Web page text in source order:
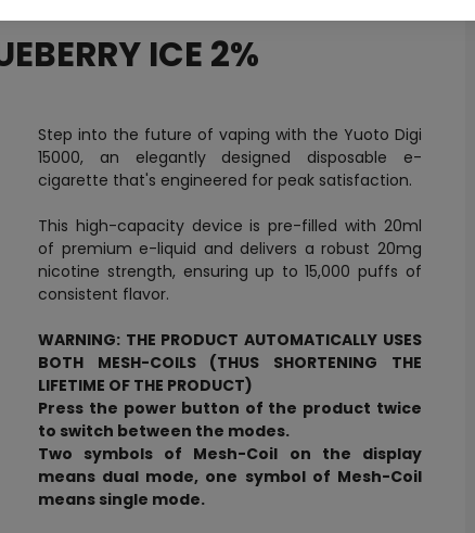
ICE 2%
Step into the future of vaping with the Yuoto Digi
15000, an elegantly designed disposable e-
cigarette that's engineered for peak satisfaction.
This high-capacity device is pre-filled with 20ml
of premium e-liquid and delivers a robust 20mg
nicotine strength, ensuring up to 15,000 puffs of
consistent flavor.
WARNING: THE PRODUCT AUTOMATICALLY USES
BOTH MESH-COILS (THUS SHORTENING THE
LIFETIME OF THE PRODUCT)
Press the power button of the product twice
to switch between the modes.
Two symbols of Mesh-Coil on the display
means dual mode, one symbol of Mesh-Coil
means single mode.